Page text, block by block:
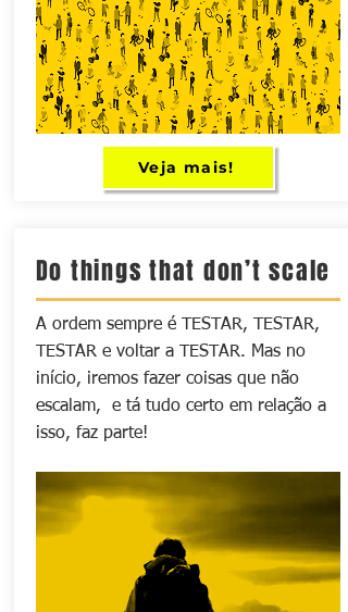
Veja mais!
Do things that don’t scale
A ordem sempre é TESTAR, TESTAR,
TESTAR e voltar a TESTAR. Mas no
início, iremos fazer coisas que não
escalam, e tá tudo certo em relação a
isso, faz parte!